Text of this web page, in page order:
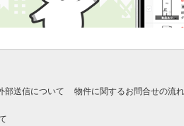
部送信について 物件に関するお問合せの流れ